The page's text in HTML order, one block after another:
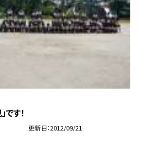
です！
更新日 2012/09/21